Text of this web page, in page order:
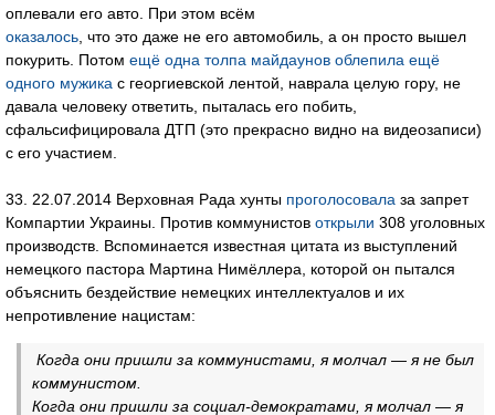
оплевали его авто. При этом всём
оказалось , что это даже не его автомобиль, а он просто вышел
покурить. Потом ещё одна толпа майдаунов облепила ещё
одного мужика с георгиевской лентой, наврала целую гору, не
давала человеку ответить, пыталась его побить,
сфальсифицировала ДТП (это прекрасно видно на видеозаписи)
с его участием.
33. 22.07.2014 Верховная Рада хунты проголосовала за запрет
Компартии Украины. Против коммунистов открыли 308 уголовных
производств. Вспоминается известная цитата из выступлений
немецкого пастора Мартина Нимёллера, которой он пытался
объяснить бездействие немецких интеллектуалов и их
непротивление нацистам:
Когда они пришли за коммунистами, я молчал — я не был
коммунистом.
Когда они пришли за социал-демократами, я молчал — я